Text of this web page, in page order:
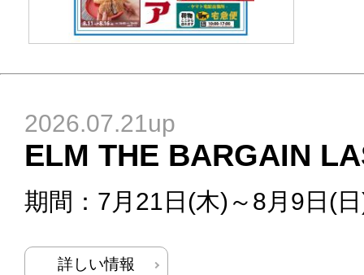
2026.07.21up
ELM THE BARGAIN
期間：7月21日(木)～8月9日(
詳しい情報